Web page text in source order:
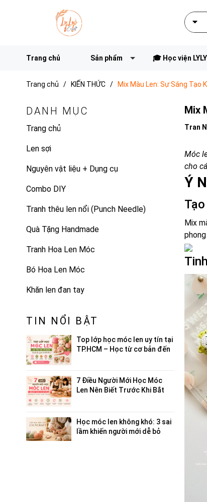
Trang chủ Sản phẩm 🎓 Học viện
Trang chủ / KIẾN THỨC / Mix Màu Len: Sự Sáng Tạo
DANH MỤC
Trang chủ
Len sợi
Nguyên vật liệu + Dụng cụ
Combo DIY
Tranh thêu len nổi (Punch Needle)
Quà Tặng Handmade
Tranh Hoa Len Móc
Bó Hoa Len Móc
Khăn len đan tay
TIN NỔI BẬT
Top lớp học móc len uy tín tại
TP.HCM – Học từ cơ bản đến
7 Điều Người Mới Học Móc
Len Nên Biết Trước Khi Bắt
Học móc len không khó: 3 sai
lầm khiến người mới dễ bỏ
Mix
Tran
Móc
cho
Ý
Mix